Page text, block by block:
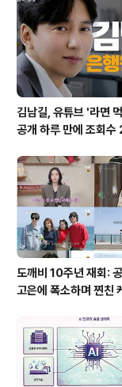
김남길, 유튜브 '라면
공개 하루 만에 조회수
도깨비 10주년 재회:
고은에 폭소하며 찐친